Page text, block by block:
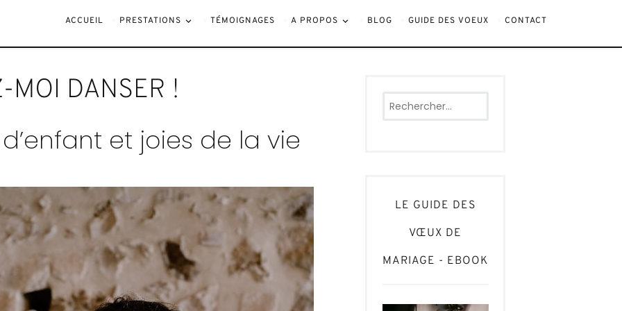
ACCUEIL PRESTATIONS TÉMOIGNAGES A PROPOS BLOG GUIDE DES VOEUX CONTACT
!
MOI DANSER !
d’enfant et joies de la vie
LE GUIDE DES
VŒUX DE
MARIAGE - EBOOK